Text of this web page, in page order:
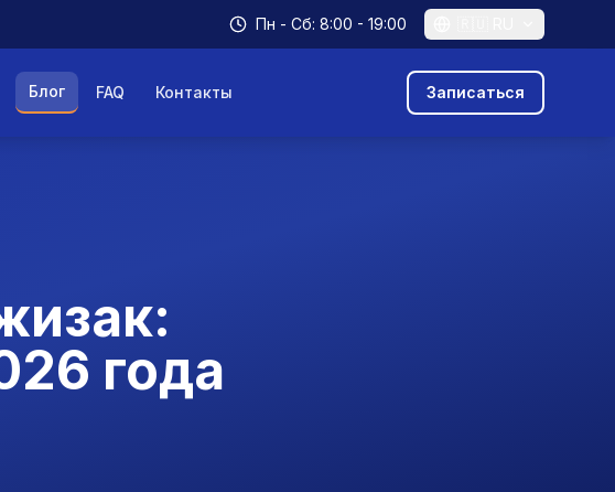
Пн - Сб: 8:00 - 19:00
Блог FAQ Контакты Записаться
года